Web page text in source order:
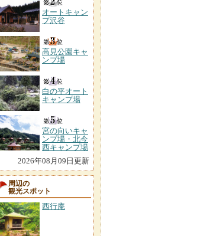
オートキャン
プ沢谷
高見公園キャ
ンプ場
白の平オート
キャンプ場
宮の向いキャ
ンプ場・北今
西キャンプ場
2026年08月09日更新
周辺の
観光スポット
西行庵